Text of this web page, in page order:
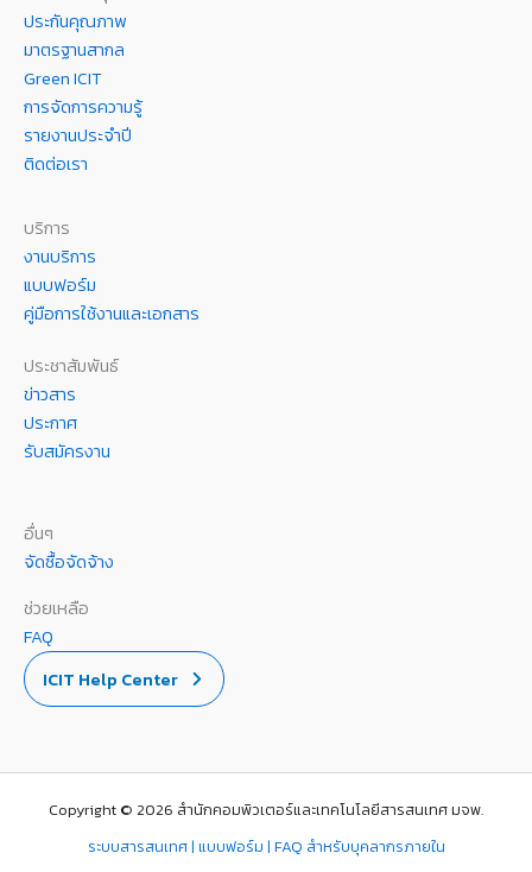
ประกันคุณภาพ
มาตรฐานสากล
Green ICIT
การจัดการความรู้
รายงานประจำปี
ติดต่อเรา
บริการ
งานบริการ
แบบฟอร์ม
คู่มือการใช้งานและเอกสาร
ประชาสัมพันธ์
ข่าวสาร
ประกาศ
รับสมัครงาน
อื่นๆ
จัดซื้อจัดจ้าง
ช่วยเหลือ
FAQ
ICIT Help Center
Copyright © 2026 สำนักคอมพิวเตอร์และเทคโนโลยีสารสนเทศ มจพ.
ระบบสารสนเทศ | แบบฟอร์ม | FAQ สำหรับบุคลากรภายใน